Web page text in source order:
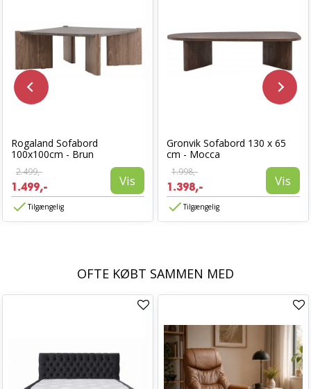
Rogaland Sofabord
100x100cm - Brun
2.499,-
1.499,- Vis
Tilgængelig
Gronvik Sofabord 130 x 65
cm - Mocca
1.998,-
1.398,- Vis
Tilgængelig
OFTE KØBT SAMMEN MED